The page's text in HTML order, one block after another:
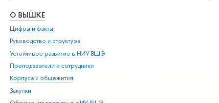
О ВЫШКЕ
Цифры и факты
Руководство и структура
Устойчивое развитие в НИУ ВШЭ
Преподаватели и сотрудники
Корпуса и общежития
Закупки